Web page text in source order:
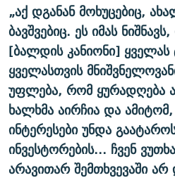
„აქ დგანან მოხუცებიც,
ბავშვებიც. ეს იმას
[ბალდის კანიონი] ყველას
ყველასთვის
უფლება, რომ ყურადღება
ხალხმა აირჩია და
ინტერესები უნდა
ინვესტორების... ჩვენ
არავითარ შემთხვევაში